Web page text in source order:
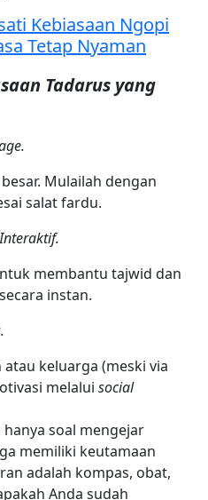
Kebiasaan Ngopi
Tetap Nyaman
Tadarus yang
Mulailah dengan
salat fardu.
membantu tajwid dan
instan.
keluarga (meski via
melalui social
soal mengejar
memiliki keutamaan
adalah kompas, obat,
Anda sudah